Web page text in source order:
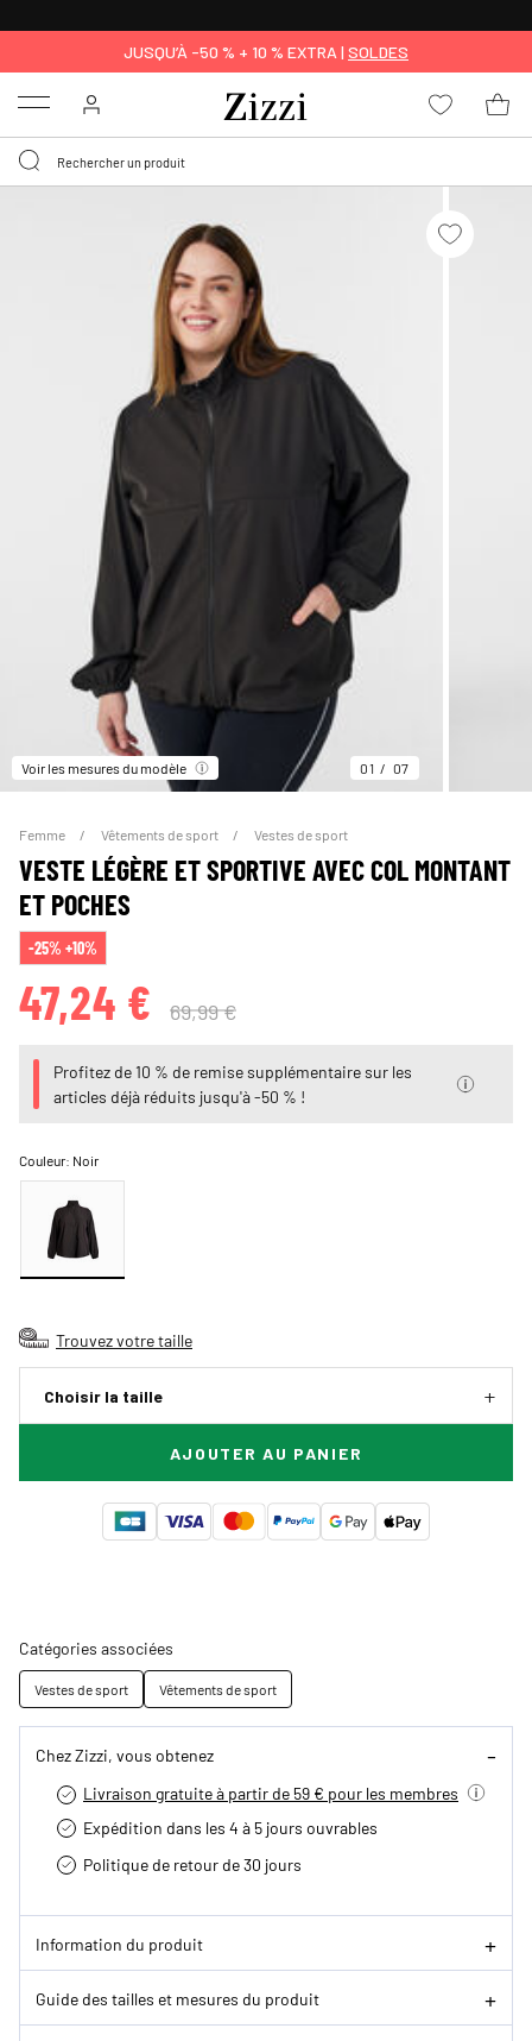
JUSQU’À -50 % + 10 % EXTRA | SOLDES
Menu
Voir les mesures du modèle 01 07
Femme Vêtements de sport Vestes de sport
VESTE LÉGÈRE ET SPORTIVE AVEC COL MONTANT
ET POCHES
-25% +10%
47,24 € 69,99 €
Profitez de 10 % de remise supplémentaire sur les
articles déjà réduits jusqu'à -50 % !
Couleur: Noir
Trouvez votre taille
Choisir la taille
AJOUTER AU PANIER
Catégories associées
Vestes de sport Vêtements de sport
Chez Zizzi, vous obtenez
Livraison gratuite à partir de 59 € pour les membres
Expédition dans les 4 à 5 jours ouvrables
Politique de retour de 30 jours
Information du produit
Guide des tailles et mesures du produit